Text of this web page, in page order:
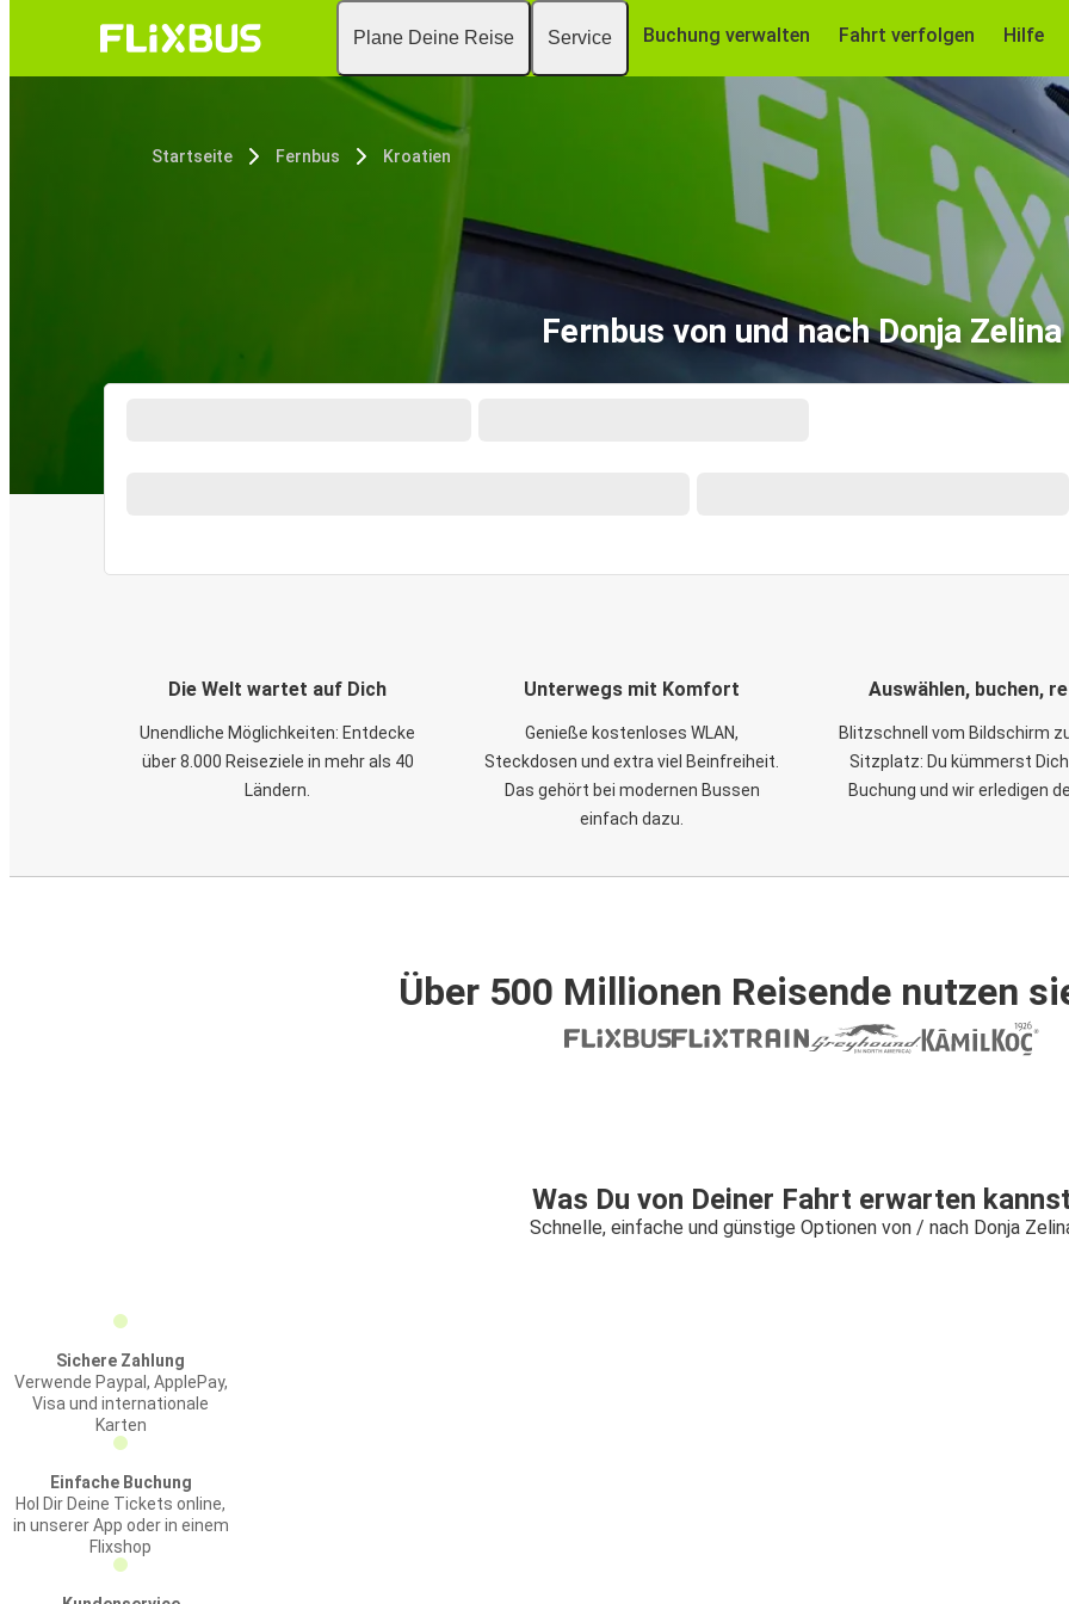
Plane Deine Reise Service Buchung verwalten Fahrt verfolgen Hilfe
Startseite Fernbus Kroatien
Fernbus von und nach Donja Zelina
Die Welt wartet auf Dich
Unendliche Möglichkeiten: Entdecke
über 8.000 Reiseziele in mehr als 40
Ländern.
Unterwegs mit Komfort
Genieße kostenloses WLAN,
Steckdosen und extra viel Beinfreiheit.
Das gehört bei modernen Bussen
einfach dazu.
Auswählen, buchen,
Blitzschnell vom Bildschirm
Sitzplatz: Du kümmerst
Buchung und wir erledigen
Über 500 Millionen Reisende nutzen
Was Du von Deiner Fahrt erwarten
Schnelle, einfache und günstige Optionen von / nach Donja
Sichere Zahlung
Verwende Paypal, ApplePay,
Visa und internationale
Karten
Einfache Buchung
Hol Dir Deine Tickets online,
in unserer App oder in einem
Flixshop